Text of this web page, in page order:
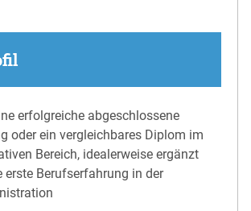
erfolgreiche abgeschlossene
oder ein vergleichbares Diplom im
Bereich, idealerweise ergänzt
erste Berufserfahrung in der